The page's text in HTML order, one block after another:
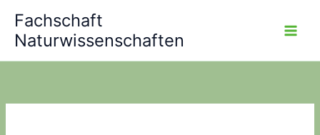
Inhalt
springen
Fachschaft
Naturwissenschaften